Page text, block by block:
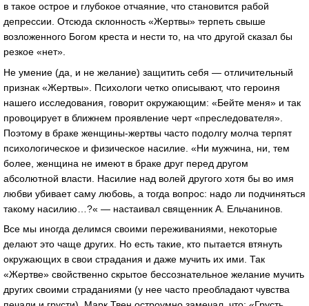
в такое острое и глубокое отчаяние, что становится рабой
депрессии. Отсюда склонность «Жертвы» терпеть свыше
возложенного Богом креста и нести то, на что другой сказал бы
резкое «нет».
Не умение (да, и не желание) защитить себя — отличительный
признак «Жертвы». Психологи четко описывают, что героиня
нашего исследования, говорит окружающим: «Бейте меня» и так
провоцирует в ближнем проявление черт «преследователя».
Поэтому в браке женщины-жертвы часто подолгу молча терпят
психологическое и физическое насилие. «Ни мужчина, ни, тем
более, женщина не имеют в браке друг перед другом
абсолютной власти. Насилие над волей другого хотя бы во имя
любви убивает саму любовь, а тогда вопрос: надо ли подчиняться
такому насилию…?« — настаивал священник А. Ельчанинов.
Все мы иногда делимся своими переживаниями, некоторые
делают это чаще других. Но есть такие, кто пытается втянуть
окружающих в свои страдания и даже мучить их ими. Так
«Жертве» свойственно скрытое бессознательное желание мучить
других своими страданиями (у нее часто преобладают чувства